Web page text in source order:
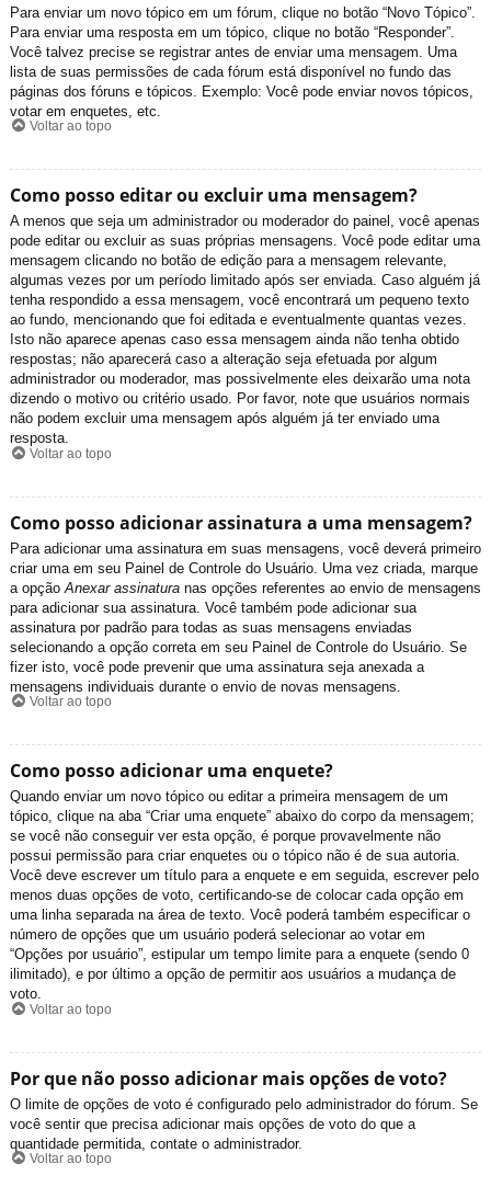
Para enviar um novo tópico em um fórum, clique no botão “Novo Tópico”.
Para enviar uma resposta em um tópico, clique no botão “Responder”.
Você talvez precise se registrar antes de enviar uma mensagem. Uma
lista de suas permissões de cada fórum está disponível no fundo das
páginas dos fóruns e tópicos. Exemplo: Você pode enviar novos tópicos,
votar em enquetes, etc.
Voltar ao topo
Como posso editar ou excluir uma mensagem?
A menos que seja um administrador ou moderador do painel, você apenas
pode editar ou excluir as suas próprias mensagens. Você pode editar uma
mensagem clicando no botão de edição para a mensagem relevante,
algumas vezes por um período limitado após ser enviada. Caso alguém já
tenha respondido a essa mensagem, você encontrará um pequeno texto
ao fundo, mencionando que foi editada e eventualmente quantas vezes.
Isto não aparece apenas caso essa mensagem ainda não tenha obtido
respostas; não aparecerá caso a alteração seja efetuada por algum
administrador ou moderador, mas possivelmente eles deixarão uma nota
dizendo o motivo ou critério usado. Por favor, note que usuários normais
não podem excluir uma mensagem após alguém já ter enviado uma
resposta.
Voltar ao topo
Como posso adicionar assinatura a uma mensagem?
Para adicionar uma assinatura em suas mensagens, você deverá primeiro
criar uma em seu Painel de Controle do Usuário. Uma vez criada, marque
a opção Anexar assinatura nas opções referentes ao envio de mensagens
para adicionar sua assinatura. Você também pode adicionar sua
assinatura por padrão para todas as suas mensagens enviadas
selecionando a opção correta em seu Painel de Controle do Usuário. Se
fizer isto, você pode prevenir que uma assinatura seja anexada a
mensagens individuais durante o envio de novas mensagens.
Voltar ao topo
Como posso adicionar uma enquete?
Quando enviar um novo tópico ou editar a primeira mensagem de um
tópico, clique na aba “Criar uma enquete” abaixo do corpo da mensagem;
se você não conseguir ver esta opção, é porque provavelmente não
possui permissão para criar enquetes ou o tópico não é de sua autoria.
Você deve escrever um título para a enquete e em seguida, escrever pelo
menos duas opções de voto, certificando-se de colocar cada opção em
uma linha separada na área de texto. Você poderá também especificar o
número de opções que um usuário poderá selecionar ao votar em
“Opções por usuário”, estipular um tempo limite para a enquete (sendo 0
ilimitado), e por último a opção de permitir aos usuários a mudança de
voto.
Voltar ao topo
Por que não posso adicionar mais opções de voto?
O limite de opções de voto é configurado pelo administrador do fórum. Se
você sentir que precisa adicionar mais opções de voto do que a
quantidade permitida, contate o administrador.
Voltar ao topo